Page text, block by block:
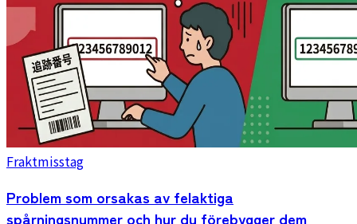
Fraktmisstag
Problem som orsakas av felaktiga
spårningsnummer och hur du förebygger dem